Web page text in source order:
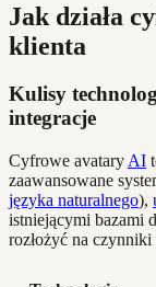
Jak działa
klienta
Kulisy
integracje
Cyfrowe avatary AI
zaawansowane
języka naturalnego),
istniejącymi bazami
rozłożyć na czynniki